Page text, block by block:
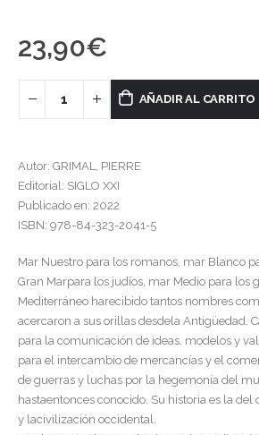
23,90€
AÑADIR AL CARRITO
Autor: GRIMAL, PIERRE
Editorial: SIGLO XXI
Publicado en: 2022
ISBN: 978-84-323-2041-5
Mar Nuestro para los romanos, mar Blanco
Gran Marpara los judíos, mar Medio para los
Mediterráneo harecibido tantos nombres
acercaron a sus orillas desdela Antigüedad.
para la comunicación de ideas, modelos y
para el intercambio de mercancías y el
de guerras y luchas por la hegemonía del
hastaentonces conocido. Su historia es la del
y lacivilización occidental.